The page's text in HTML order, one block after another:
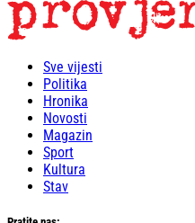
Sve vijesti
Politika
Hronika
Novosti
Magazin
Sport
Kultura
Stav